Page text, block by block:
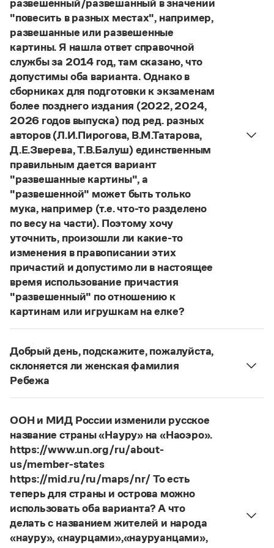
Словари русского языка как государственного
Справочники
Правила русской орфографии и пунктуации
Русский язык. Краткий теоретический курс
для школьников
Письмовник
Справочник по пунктуации
Словарь-справочник трудностей
Справочник по фразеологии
Азбучные истины
Словарь-справочник непростые слова
Все справочники портала
Журнал
Новости и события
Статьи
Монологи
Интервью
Лекции и подкасты
Рекомендуем
Учебник Грамоты
Интерактивные упражнения: от простого к сложному
Скороговорки
Издательство
Словари
Научпоп
Учебники и справочники
Все книги
Управление в русском языке
Словарь русских имён
Словарь методических терминов
Правила русской орфографии и пунктуации
(1956)
развешенный/развешанный в значении
"повесить в разных местах", например,
развешанные или развешенные
картины. Я нашла ответ справочной
службы за 2014 год, там сказано, что
допустимы оба варианта. Однако в
сборниках для подготовки к экзаменам
более позднего издания (2022, 2024,
2026 годов выпуска) под ред. разных
авторов (Л.И.Пирогова, В.М.Татарова,
Д.Е.Зверева, Т.В.Балуш) единственным
правильным дается вариант
"развешанные картины", а
"развешенной" может быть только
мука, например (т.е. что-то разделено
по весу на части). Поэтому хочу
уточнить, произошли ли какие-то
изменения в правописании этих
причастий и допустимо ли в настоящее
время использование причастия
"развешенный" по отношению к
картинам или игрушкам на елке?
Нашответ2014 года по-прежнему актуален.
то игнорируют рекомендации нормативных
словарей русского языка, в которых указан глагол
развесить
развешенный) со значением «повесить в разных
местах (несколько, много предметов)». Ср.:
знаю, что на стенах своей квартиры вы развесили
разные географические карты.
Бретер. И эти карты, безусловно, развешены.
Страница ответа
Добрый день, подскажите, пожалуйста,
склоняется ли женская фамилия
Ребежа
ФамилияРебежасклоняется (и мужская, и
Страница ответа
ООН и МИД России изменили русское
название страны «Науру» на «Наоэро».
https://www.un.org/ru/about-
us/member-states
https://mid.ru/ru/maps/nr/ То есть
теперь для страны и острова можно
использовать оба варианта? А что
делать с названием жителей и народа
«науру», «наурцами»,«науруанцами»,